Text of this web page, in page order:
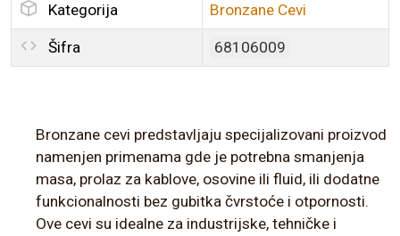
Kategorija Bronzane Cevi
Šifra 68106009
Bronzane cevi predstavljaju specijalizovani proizvod
namenjen primenama gde je potrebna smanjenja
masa, prolaz za kablove, osovine ili fluid, ili dodatne
funkcionalnosti bez gubitka čvrstoće i otpornosti.
Ove cevi su idealne za industrijske, tehničke i